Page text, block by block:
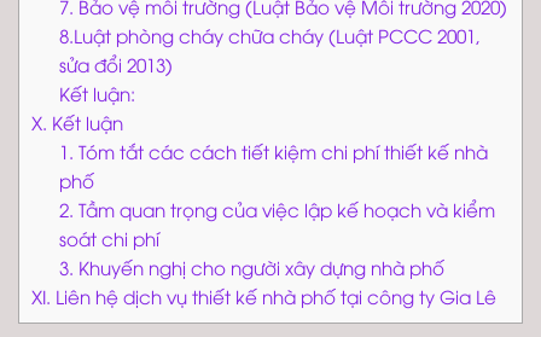
7. Bảo vệ môi trường (Luật Bảo vệ Môi trường 2020)
8.Luật phòng cháy chữa cháy (Luật PCCC 2001,
sửa đổi 2013)
Kết luận:
X. Kết luận
1. Tóm tắt các cách tiết kiệm chi phí thiết kế nhà
phố
2. Tầm quan trọng của việc lập kế hoạch và kiểm
soát chi phí
3. Khuyến nghị cho người xây dựng nhà phố
XI. Liên hệ dịch vụ thiết kế nhà phố tại công ty Gia Lê